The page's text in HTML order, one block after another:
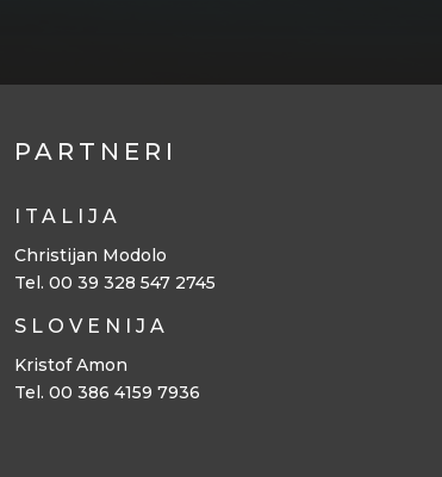
PARTNERI
ITALIJA
Christijan Modolo
Tel. 00 39 328 547 2745
SLOVENIJA
Kristof Amon
Tel. 00 386 4159 7936